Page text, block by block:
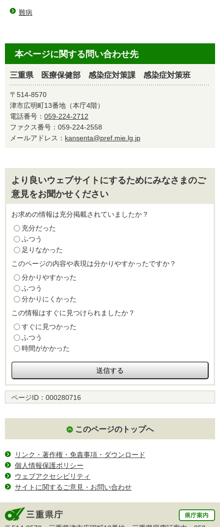
難病
本ページに関する問い合わせ先
三重県 医療保健部 感染症対策課 感染症対策班
〒514-8570
津市広明町13番地（本庁4階）
電話番号： 059-224-2712
ファクス番号：059-224-2558
メールアドレス： kansenta@pref.mie.lg.jp
より良いウェブサイトにするためにみなさまのご
意見をお聞かせください
お求めの情報は充分掲載されていましたか？
充分だった
ふつう
足りなかった
このページの内容や表現は分かりやすかったですか？
分かりやすかった
ふつう
分かりにくかった
この情報はすぐに見つけられましたか？
すぐに見つかった
ふつう
時間がかかった
ページID： 000280716
このページのトップへ
リンク・著作権・免責事項・ダウンロード
個人情報保護ポリシー
ウェブアクセシビリティ
サイトに関するご意見・お問い合わせ